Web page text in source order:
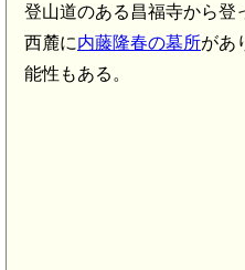
登山道のある昌福寺から登
西麓に内藤隆春の墓所があ
能性もある。